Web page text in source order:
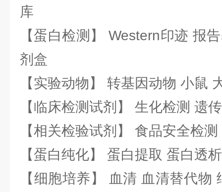
库
【蛋白检测】 Western印迹 报
剂盒
【实验动物】 转基因动物 小鼠
【临床检测试剂】 生化检测 遗
【相关检验试剂】 食品安全检
【蛋白纯化】 蛋白提取 蛋白透
【细胞培养】 血清 血清替代物